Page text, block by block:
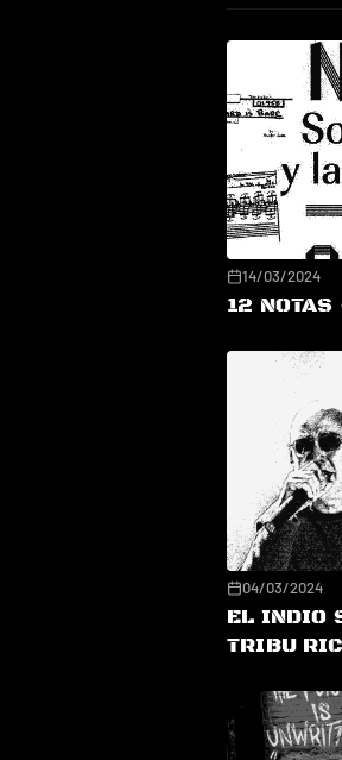
14/03/2024
12
04/03/2024
EL INDIO
TRIBU